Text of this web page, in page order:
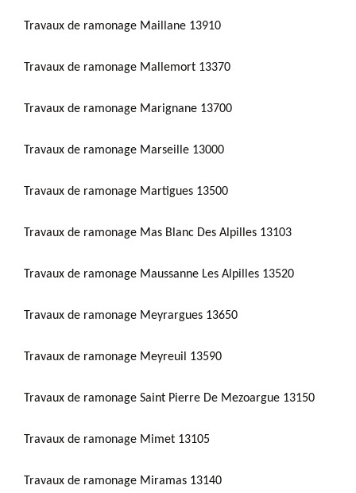
Travaux de ramonage Maillane 13910
Travaux de ramonage Mallemort 13370
Travaux de ramonage Marignane 13700
Travaux de ramonage Marseille 13000
Travaux de ramonage Martigues 13500
Travaux de ramonage Mas Blanc Des Alpilles 13103
Travaux de ramonage Maussanne Les Alpilles 13520
Travaux de ramonage Meyrargues 13650
Travaux de ramonage Meyreuil 13590
Travaux de ramonage Saint Pierre De Mezoargue 13150
Travaux de ramonage Mimet 13105
Travaux de ramonage Miramas 13140